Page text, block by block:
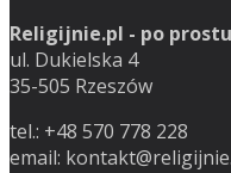
Religijnie.pl - po
ul. Dukielska 4
35-505 Rzeszów
tel.: +48 570 778 228
email: